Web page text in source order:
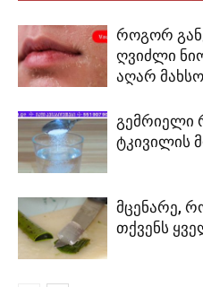
როგორ
ღვიძლი
აღარ
გემრიელი
ტკივილის
მცენარე,
თქვენს